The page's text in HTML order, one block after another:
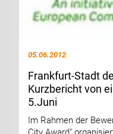
05.06.2012
Frankfurt-Stadt
Kurzbericht von
5.Juni
Im Rahmen der